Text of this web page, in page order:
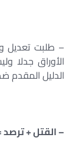
– طلبت
الأوراق جدلا
الدليل المقدم
– القتل +